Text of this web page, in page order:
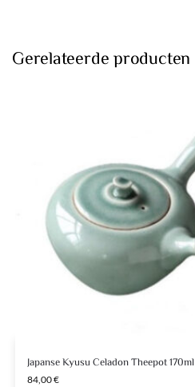
Gerelateerde producten
Japanse Kyusu Celadon Theepot 170ml
84,00€